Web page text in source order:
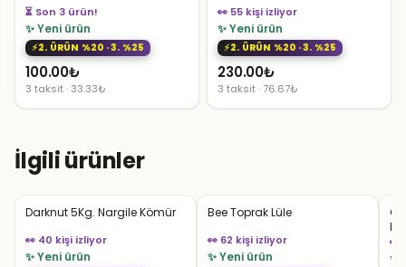
⏳ Son 3 ürün!
✨ Yeni ürün
2. ÜRÜN %20 · 3. %25
100.00₺
3 taksit · 33.33₺
👀 55 kişi izliyor
✨ Yeni ürün
2. ÜRÜN %20 · 3. %25
230.00₺
3 taksit · 76.67₺
İlgili ürünler
Darknut 5Kg. Nargile Kömür
👀 40 kişi izliyor
✨ Yeni ürün
Bee Toprak Lüle
👀 62 kişi izliyor
✨ Yeni ürün
👀
✨